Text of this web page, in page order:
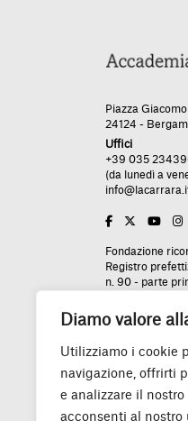
Diamo valore
Utilizziamo i cookie
navigazione, offrirti
e analizzare il
acconsenti al nostro
Piazza
24124 -
Uffici
+39 035
(da lunedì a
Fondazione
Registro
n. 90 - parte
Rea BG -
Un grazie